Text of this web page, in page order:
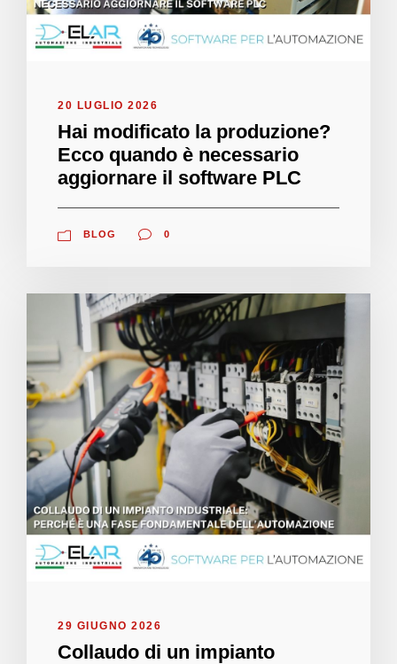
20 LUGLIO 2026
Hai modificato la produzione?
Ecco quando è necessario
aggiornare il software PLC
BLOG 0
29 GIUGNO 2026
Collaudo di un impianto